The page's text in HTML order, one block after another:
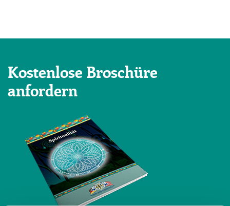
Kostenlose Broschüre
anfordern